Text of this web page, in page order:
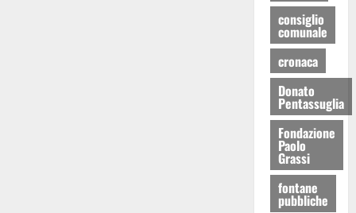
consiglio
comunale
cronaca
Donato
Pentassuglia
Fondazione
Paolo
Grassi
fontane
pubbliche